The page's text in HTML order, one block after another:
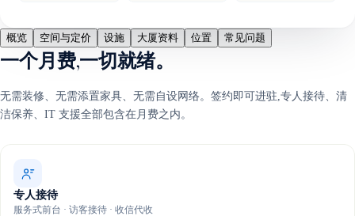
概览 空间与定价 设施 大厦资料 位置 常见问题
一个月费,一切就绪。
无需装修、无需添置家具、无需自设网络。签约即可进驻,专人接待、清
洁保养、IT 支援全部包含在月费之内。
专人接待
服务式前台 · 访客接待 · 收信代收